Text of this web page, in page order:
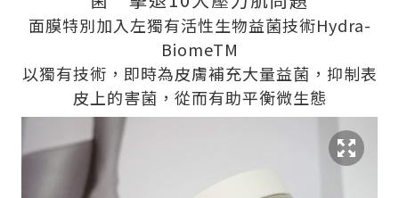
面膜特別加入左獨有活性生物益菌技術Hydra-
BiomeTM
以獨有技術，即時為皮膚補充大量益菌，抑制表
皮上的害菌，從而有助平衡微生態